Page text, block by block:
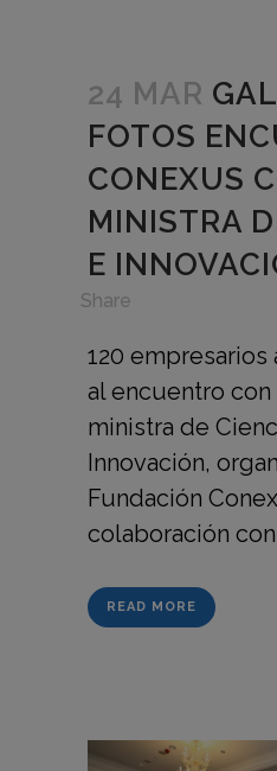
24 MAR
FOTOS
CONEXUS
MINISTRA
E
Share
120 empresarios
al encuentro con
ministra de
Innovación,
Fundación
colaboración
READ MORE